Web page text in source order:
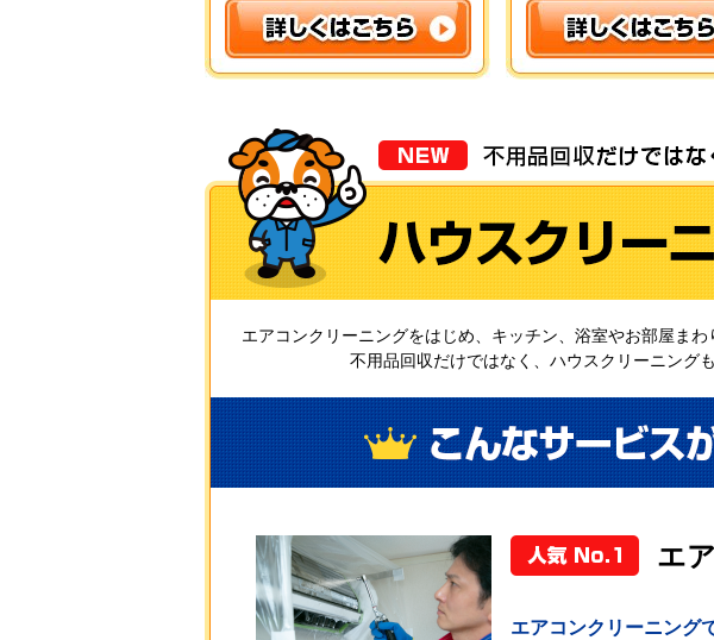
エアコンクリーニングをはじめ、キッチン、浴室やお部屋ま
不用品回収だけではなく、ハウスクリーニング
エ
エアコンクリーニング